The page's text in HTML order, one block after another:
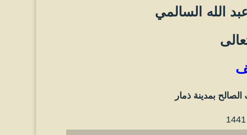
الله السالمي
بمدينة ذمار